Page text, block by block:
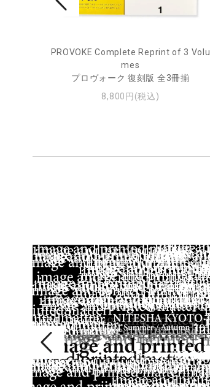
PROVOKE Complete Reprint of 3 Volu
mes
プロヴォーク 復刻版 全3冊揃
8,800円(税込)